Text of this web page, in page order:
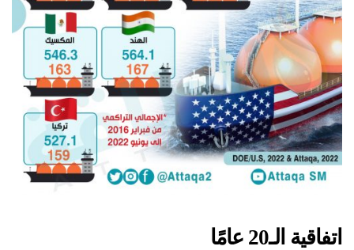
اتفاقية الـ20 عامًا